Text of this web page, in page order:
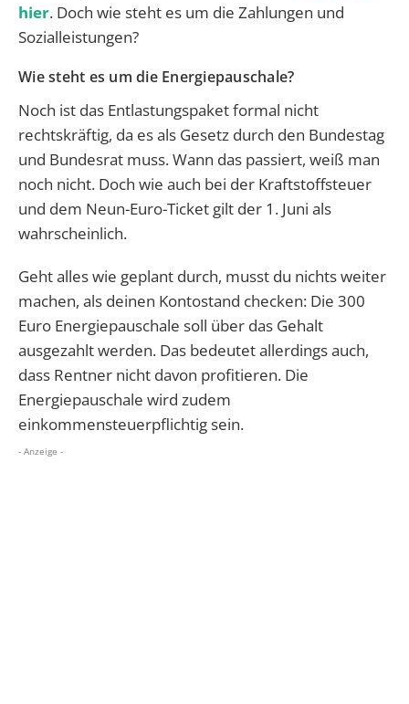
hier. Doch wie steht es um die Zahlungen und
Sozialleistungen?
Wie steht es um die Energiepauschale?
Noch ist das Entlastungspaket formal nicht
rechtskräftig, da es als Gesetz durch den Bundestag
und Bundesrat muss. Wann das passiert, weiß man
noch nicht. Doch wie auch bei der Kraftstoffsteuer
und dem Neun-Euro-Ticket gilt der 1. Juni als
wahrscheinlich.
Geht alles wie geplant durch, musst du nichts weiter
machen, als deinen Kontostand checken: Die 300
Euro Energiepauschale soll über das Gehalt
ausgezahlt werden. Das bedeutet allerdings auch,
dass Rentner nicht davon profitieren. Die
Energiepauschale wird zudem
einkommensteuerpflichtig sein.
- Anzeige -